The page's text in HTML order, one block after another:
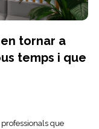
tornar a
temps i que
que